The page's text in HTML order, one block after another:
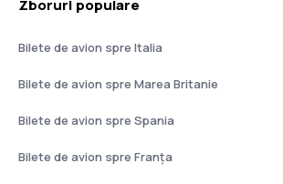
Zboruri populare
Bilete de avion spre Italia
Bilete de avion spre Marea Britanie
Bilete de avion spre Spania
Bilete de avion spre Franţa